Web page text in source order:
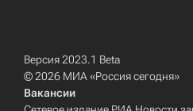
Версия 2023.1 Beta
© 2026 МИА «Россия сегодня»
Вакансии